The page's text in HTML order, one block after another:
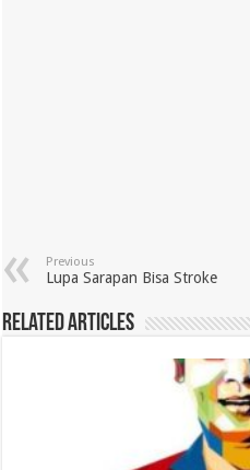
Previous
Lupa Sarapan Bisa Stroke
Related Articles